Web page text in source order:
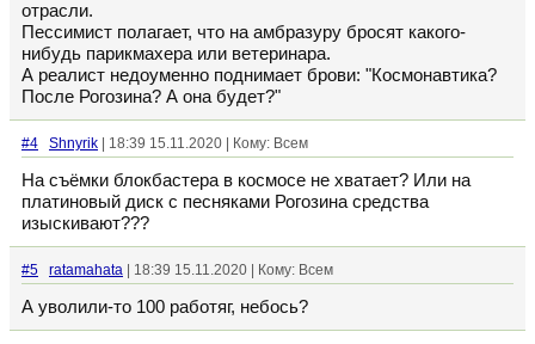
отрасли.
Пессимист полагает, что на амбразуру бросят какого-
нибудь парикмахера или ветеринара.
А реалист недоуменно поднимает брови: "Космонавтика?
После Рогозина? А она будет?"
#4 Shnyrik | 18:39 15.11.2020 | Кому: Всем
На съёмки блокбастера в космосе не хватает? Или на
платиновый диск с песняками Рогозина средства
изыскивают???
#5 ratamahata | 18:39 15.11.2020 | Кому: Всем
А уволили-то 100 работяг, небось?